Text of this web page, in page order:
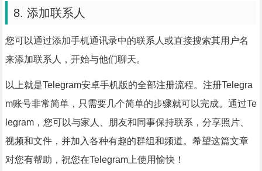
8. 添加联系人
您可以通过添加手机通讯录中的联系人或直接搜索其用户名
来添加联系人，开始与他们聊天。
以上就是Telegram安卓手机版的全部注册流程。注册Telegra
m账号非常简单，只需要几个简单的步骤就可以完成。通过Te
legram，您可以与家人、朋友和同事保持联系，分享照片、
视频和文件，并加入各种有趣的群组和频道。希望这篇文章
对您有帮助，祝您在Telegram上使用愉快！